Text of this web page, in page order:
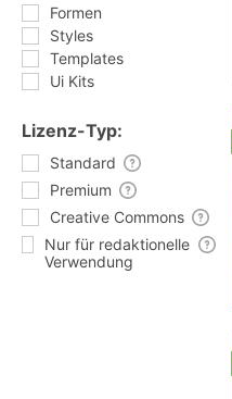
Formen
Styles
Templates
Ui Kits
Lizenz-Typ:
Standard
Premium
Creative Commons
Nur für redaktionelle
Verwendung